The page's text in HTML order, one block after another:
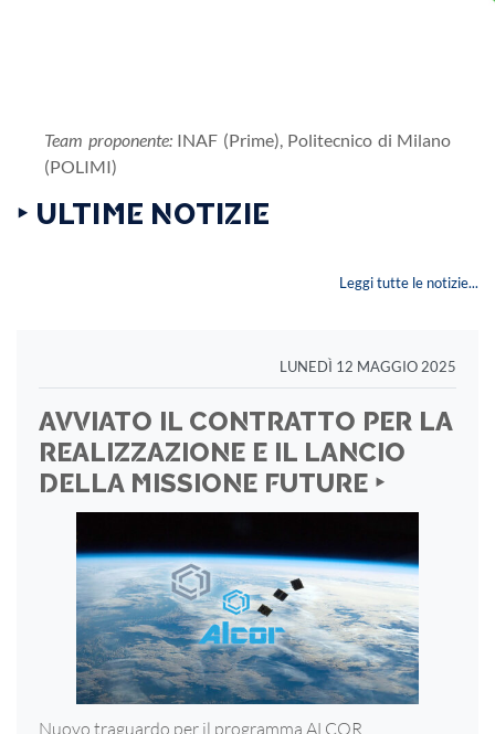
Team proponente:INAF (Prime), Politecnico di Milano
(POLIMI)
‣ ULTIME NOTIZIE
Leggi tutte le notizie...
LUNEDÌ 12 MAGGIO 2025
AVVIATO IL CONTRATTO PER LA
REALIZZAZIONE E IL LANCIO
DELLA MISSIONE FUTURE ‣
Nuovo traguardo per il programma ALCOR